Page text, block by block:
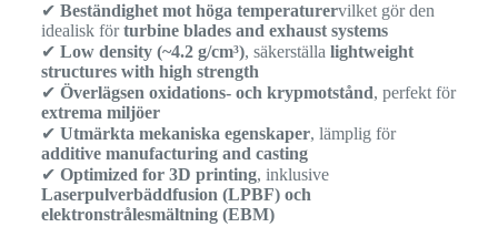
✔ Beständighet mot höga temperaturervilket gör den
idealisk förturbine blades and exhaust systems
✔ Low density (~4.2 g/cm³), säkerställa lightweight
structures with high strength
✔ Överlägsen oxidations- och krypmotstånd, perfekt för
extrema miljöer
✔ Utmärkta mekaniska egenskaper, lämplig för
additive manufacturing and casting
✔ Optimized for 3D printing, inklusive
Laserpulverbäddfusion (LPBF) och
elektronstrålesmältning (EBM)